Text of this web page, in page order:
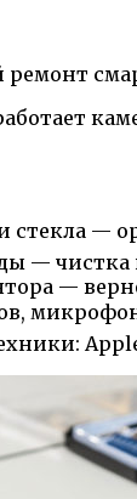
стекла —
—
—